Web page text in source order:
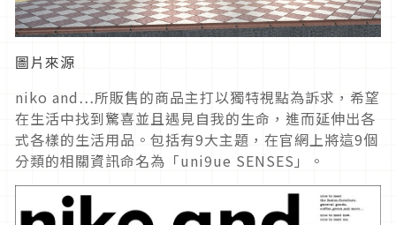
圖片來源
niko and…所販售的商品主打以獨特視點為訴求，希望
在生活中找到驚喜並且遇見自我的生命，進而延伸出各
式各樣的生活用品。包括有9大主題，在官網上將這9個
分類的相關資訊命名為「uni9ue SENSES」。